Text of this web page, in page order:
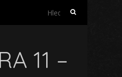
Vyhledávání
11 –